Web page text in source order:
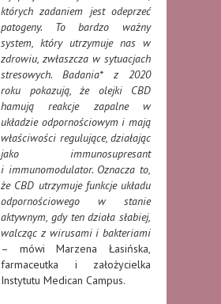
których zadaniem jest odeprzeć
patogeny. To bardzo ważny
system, który utrzymuje nas w
zdrowiu, zwłaszcza w sytuacjach
stresowych. Badania* z 2020
roku pokazują, że olejki CBD
hamują reakcje zapalne w
układzie odpornościowym i mają
właściwości regulujące, działając
jako immunosupresant
i immunomodulator. Oznacza to,
że CBD utrzymuje funkcje układu
odpornościowego w stanie
aktywnym, gdy ten działa słabiej,
walcząc z wirusami i bakteriami
– mówi Marzena Łasińska,
farmaceutka i założycielka
Instytutu Medican Campus.